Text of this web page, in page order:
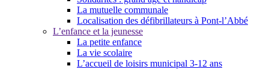
La mutuelle communale
Localisation des défibrillateurs à Pont-l’Abbé
L’enfance et la jeunesse
La petite enfance
La vie scolaire
L’accueil de loisirs municipal 3-12 ans